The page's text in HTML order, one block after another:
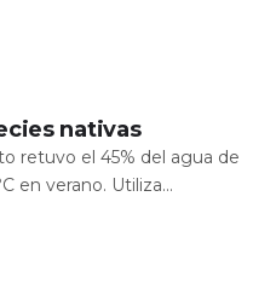
nativas
retuvo el 45% del agua de
en verano. Utiliza...